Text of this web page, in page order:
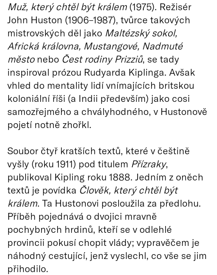
Muž, který chtěl být králem (1975). Režisér
John Huston (1906–1987), tvůrce takových
mistrovských děl jako Maltézský sokol,
Africká královna, Mustangové, Nadmuté
město nebo Čest rodiny Prizziů, se tady
inspiroval prózou Rudyarda Kiplinga. Avšak
vhled do mentality lidí vnímajících britskou
koloniální říši (a Indii především) jako cosi
samozřejmého a chvályhodného, v Hustonově
pojetí notně zhořkl.
Soubor čtyř kratších textů, které v češtině
vyšly (roku 1911) pod titulem Přízraky,
publikoval Kipling roku 1888. Jedním z oněch
textů je povídka Člověk, který chtěl být
králem. Ta Hustonovi posloužila za předlohu.
Příběh pojednává o dvojici mravně
pochybných hrdinů, kteří se v odlehlé
provincii pokusí chopit vlády; vypravěčem je
náhodný cestující, jenž vyslechl, co vše se jim
přihodilo.